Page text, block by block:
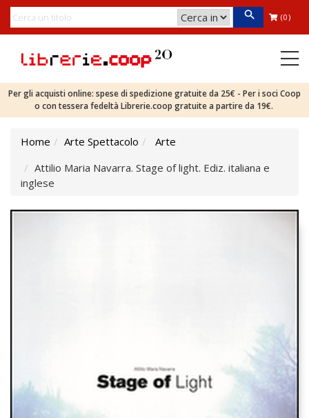
(0)
Per gli acquisti online: spese di spedizione gratuite da 25€ - Per i soci Coop
o con tessera fedeltà Librerie.coop gratuite a partire da 19€.
Home Arte Spettacolo
Arte
Attilio Maria Navarra. Stage of light. Ediz. italiana e
inglese